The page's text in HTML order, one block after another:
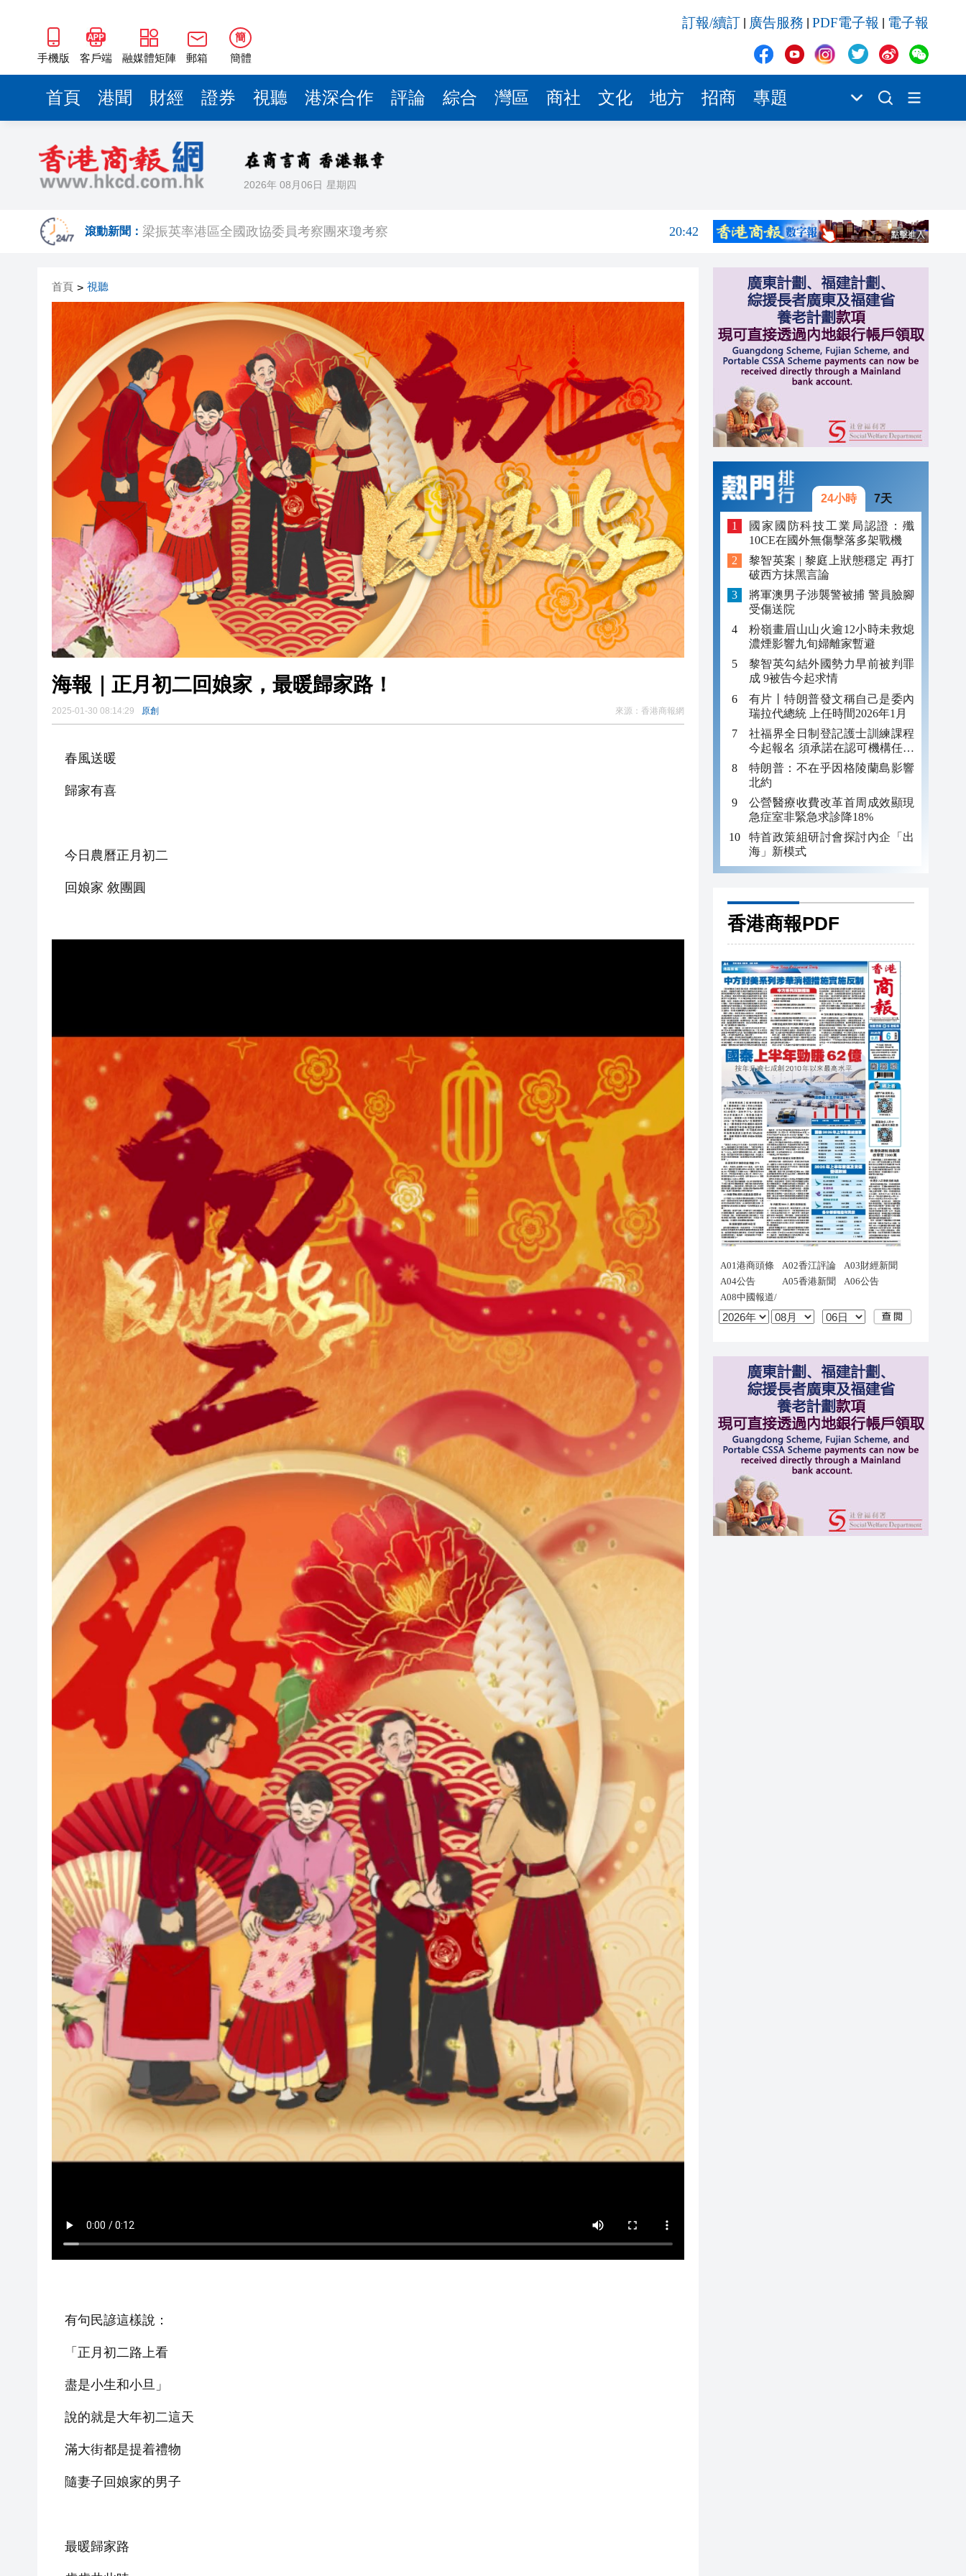
手機版 客戶端 融媒體矩陣 郵箱
簡
簡體
訂報/續訂 廣告服務 PDF電子報 電子報
首頁 港聞 財經 證券 視聽 港深合作 評論 綜合 灣區 商社 文化 地方 招商 專題
2026年 08月06日 星期四
滾動新聞：
2025年海南儋州以舊換新帶動消費約18億元
20:41
山東26戶省屬國企去年合計營收2.58萬億 利潤總額近936億
瀋陽鐵西校園閱讀活動解鎖閱讀新玩法
20:39
有片丨外交部回應特朗普委內瑞拉石油言論 拉美國家有權自主選擇合作夥伴
50餘位頂尖專家共話時代命題
梁振英率港區全國政協委員考察團來瓊考察
20:42
瀋陽鐵西校園閱讀活動解鎖閱讀新玩法
閩粵贛三地漢樂藝術家齊聚深圳，共奏客家文化傳承新篇章
20:34
有片丨外交部回應特朗普委內瑞拉石油言論 拉美國家有權自主選擇合作夥伴
50餘位頂尖專家共話時代命題
20:55
海南澄邁文儒煥新升級 五組數據見證文儒沉香從傳統邁向現代
20:42
梁振英率港區全國政協委員考察團來瓊考察
20:42
2025年海南儋州以舊換新帶動消費約18億元
20:41
山東26戶省屬國企去年合計營收2.58萬億 利潤總額近936億
瀋陽鐵西校園閱讀活動解鎖閱讀新玩法
20:39
閩粵贛三地漢樂藝術家齊聚深圳，共奏客家文化傳承新篇章
20:34
有片丨外交部回應特朗普委內瑞拉石油言論 拉美國家有權自主選擇合作夥伴
20:31
首頁 > 視聽
海報｜正月初二回娘家，最暖歸家路！
2025-01-30 08:14:29 原創 來源： 香港商報網
春風送暖
歸家有喜
今日農曆正月初二
回娘家 敘團圓
有句民諺這樣說：
「正月初二路上看
盡是小生和小旦」
說的就是大年初二這天
滿大街都是提着禮物
隨妻子回娘家的男子
最暖歸家路
24小時 7天
國家國防科技工業局認證：殲
10CE在國外無傷擊落多架戰機
黎智英案 | 黎庭上狀態穩定 再打
破西方抹黑言論
將軍澳男子涉襲警被捕 警員臉腳
受傷送院
粉嶺畫眉山山火逾12小時未救熄
濃煙影響九旬婦離家暫避
黎智英勾結外國勢力早前被判罪
成 9被告今起求情
有片丨特朗普發文稱自己是委內
瑞拉代總統 上任時間2026年1月
社福界全日制登記護士訓練課程
今起報名 須承諾在認可機構任職
至少三年
特朗普：不在乎因格陵蘭島影響
北約
公營醫療收費改革首周成效顯現
急症室非緊急求診降18%
特首政策組研討會探討內企「出
海」新模式
香港商報PDF